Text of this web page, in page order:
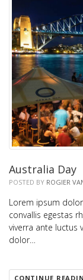
Australia Day
POSTED BY ROGIER
Lorem ipsum
convallis egestas
viverra ante luctus
dolor…
CONTINUE